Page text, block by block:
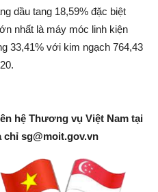
dầu tang 18,59% đặc biệt
nhất là máy móc linh kiện
33,41% với kim ngạch 764,43
hệ Thương vụ Việt Nam tại
chỉ sg@moit.gov.vn